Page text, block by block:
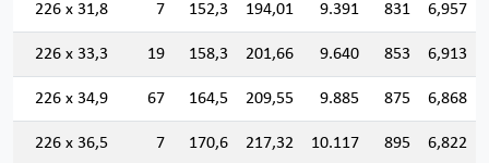
226 x 31,8 7 152,3 194,01 9.391 831 6,957
226 x 33,3 19 158,3 201,66 9.640 853 6,913
226 x 34,9 67 164,5 209,55 9.885 875 6,868
226 x 36,5 7 170,6 217,32 10.117 895 6,822